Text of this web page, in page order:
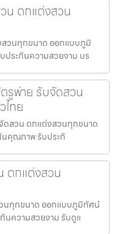
น ตกแต่งสวน
วนทุกขนาด ออกแบบภูมิ
ประกันความสวยงาม บร
พ่าย รับจัดสวน
ทย
สวน ตกแต่งสวนทุกขนาด
นคุณภาพ รับประกั
ตกแต่งสวน
นทุกขนาด ออกแบบภูมิทัศน์
นความสวยงาม รับดูแ